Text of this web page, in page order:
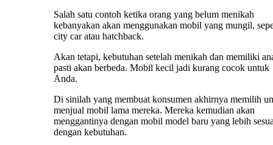
Salah satu contoh ketika orang yang belum menikah
kebanyakan akan menggunakan mobil yang mungil,
city car atau hatchback.
Akan tetapi, kebutuhan setelah menikah dan memiliki
pasti akan berbeda. Mobil kecil jadi kurang cocok untuk
Anda.
Di sinilah yang membuat konsumen akhirnya memilih
menjual mobil lama mereka. Mereka kemudian akan
menggantinya dengan mobil model baru yang lebih
dengan kebutuhan.